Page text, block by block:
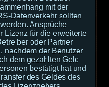
mit der
Datenverkehr sollten
Ansprüche
Lizenz für die erweiterte
oder Partner
nachdem der Benutzer
dem gezahlten Geld
bestätigt hat und
des Geldes des